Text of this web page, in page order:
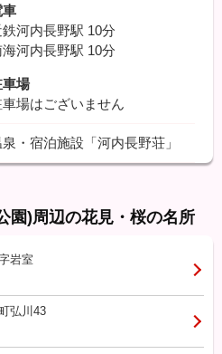
車
鉄河内長野駅 10分
海河内長野駅 10分
車場
車場はございません
・宿泊施設「河内長野荘」
園)周辺の花見・桜の名所
岩室
弘川43